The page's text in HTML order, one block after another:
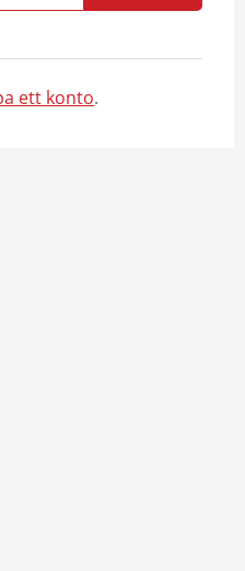
ett konto.